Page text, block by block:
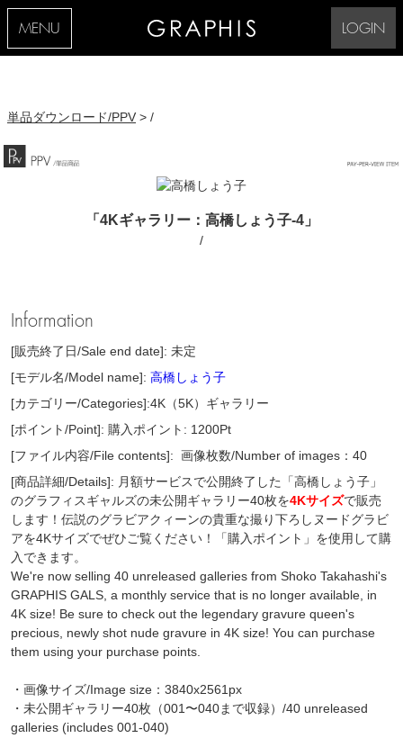
MENU LOGIN
単品ダウンロード/PPV > /
「4Kギャラリー：高橋しょう子-4」
/
Information
[販売終了日/Sale end date]: 未定
[モデル名/Model name]:高橋しょう子
[カテゴリー/Categories]:4K（5K）ギャラリー
[ポイント/Point]: 購入ポイント: 1200Pt
[ファイル内容/File contents]: 画像枚数/Number of images：40
[商品詳細/Details]: 月額サービスで公開終了した「高橋しょう子」
のグラフィスギャルズの未公開ギャラリー40枚を4Kサイズで販売
します！伝説のグラビアクィーンの貴重な撮り下ろしヌードグラビ
アを4Kサイズでぜひご覧ください！「購入ポイント」を使用して購
入できます。
We're now selling 40 unreleased galleries from Shoko Takahashi's
GRAPHIS GALS, a monthly service that is no longer available, in
4K size! Be sure to check out the legendary gravure queen's
precious, newly shot nude gravure in 4K size! You can purchase
them using your purchase points.
・画像サイズ/Image size：3840x2561px
・未公開ギャラリー40枚（001〜040まで収録）/40 unreleased
galleries (includes 001-040)